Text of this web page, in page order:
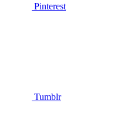
Pinterest
Tumblr